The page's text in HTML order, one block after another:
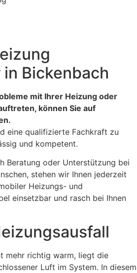
Bickenbach
mit Ihrer Heizung oder
können Sie auf
eine qualifizierte Fachkraft zu
und kompetent.
Beratung oder Unterstützung bei
stehen wir Ihnen jederzeit
Heizungs- und
einsetzbar und rasch bei Ihnen
mehr richtig warm, liegt die
Luft im System. In diesem